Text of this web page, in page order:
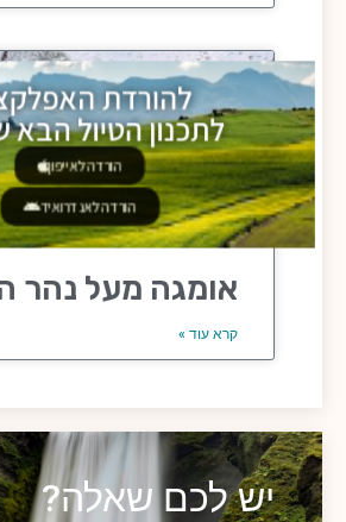
אומגה מעל נהר
קרא עוד »
יש לכם שאלה?
להורדת
לתכנון הטיול
הורדה לאייפון
הורדה לאנדרואיד